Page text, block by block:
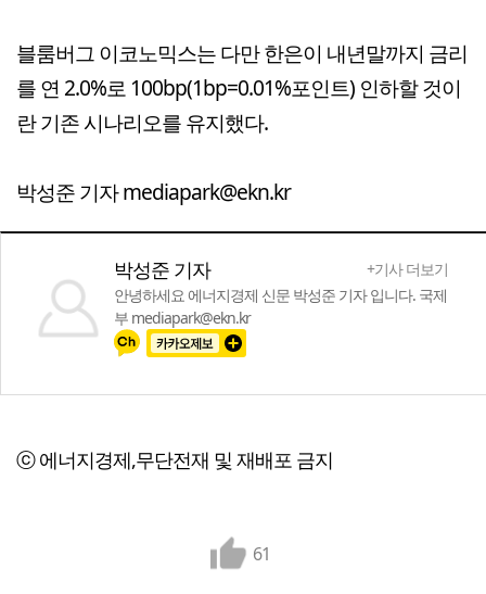
블룸버그 이코노믹스는 다만 한은이 내년말까지 금리
를 연 2.0%로 100bp(1bp=0.01%포인트) 인하할 것이
란 기존 시나리오를 유지했다.
박성준 기자 mediapark@ekn.kr
박성준 기자
+기사 더보기
안녕하세요 에너지경제 신문 박성준 기자 입니다. 국제
부 mediapark@ekn.kr
ⓒ 에너지경제,무단전재 및 재배포 금지
61